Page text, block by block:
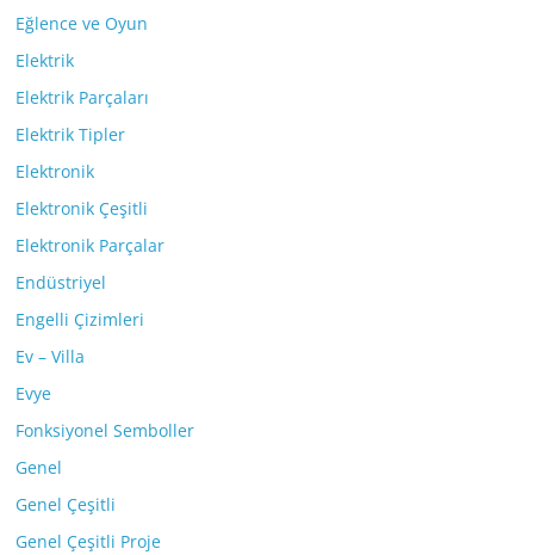
Eğlence ve Oyun
Elektrik
Elektrik Parçaları
Elektrik Tipler
Elektronik
Elektronik Çeşitli
Elektronik Parçalar
Endüstriyel
Engelli Çizimleri
Ev – Villa
Evye
Fonksiyonel Semboller
Genel
Genel Çeşitli
Genel Çeşitli Proje